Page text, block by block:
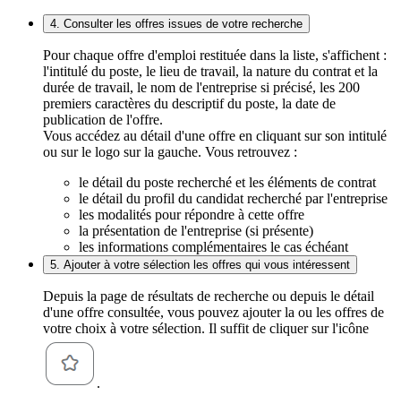
4. Consulter les offres issues de votre recherche
Pour chaque offre d'emploi restituée dans la liste, s'affichent :
l'intitulé du poste, le lieu de travail, la nature du contrat et la
durée de travail, le nom de l'entreprise si précisé, les 200
premiers caractères du descriptif du poste, la date de
publication de l'offre.
Vous accédez au détail d'une offre en cliquant sur son intitulé
ou sur le logo sur la gauche. Vous retrouvez :
le détail du poste recherché et les éléments de contrat
le détail du profil du candidat recherché par l'entreprise
les modalités pour répondre à cette offre
la présentation de l'entreprise (si présente)
les informations complémentaires le cas échéant
5. Ajouter à votre sélection les offres qui vous intéressent
Depuis la page de résultats de recherche ou depuis le détail
d'une offre consultée, vous pouvez ajouter la ou les offres de
votre choix à votre sélection. Il suffit de cliquer sur l'icône
.